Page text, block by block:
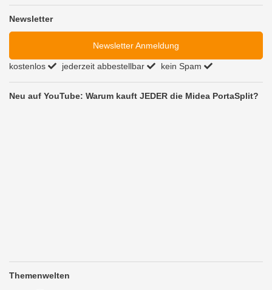
Newsletter
Newsletter Anmeldung
kostenlos jederzeit abbestellbar kein Spam
Neu auf YouTube: Warum kauft JEDER die Midea PortaSplit?
Themenwelten